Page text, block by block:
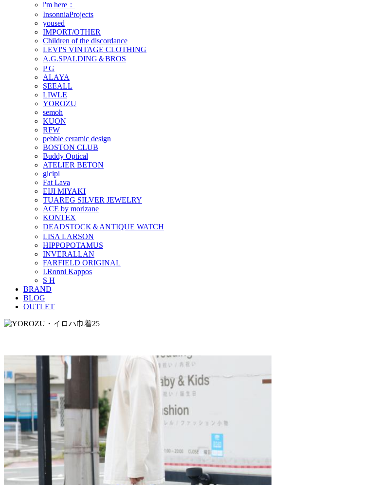
i'm here：
InsonniaProjects
yoused
IMPORT/OTHER
Children of the discordance
LEVI'S VINTAGE CLOTHING
A.G.SPALDING＆BROS
P G
ALAYA
SEEALL
LIWLE
YOROZU
semoh
KUON
RFW
pebble ceramic design
BOSTON CLUB
Buddy Optical
ATELIER BETON
gicipi
Fat Lava
EIJI MIYAKI
TUAREG SILVER JEWELRY
ACE by morizane
KONTEX
DEADSTOCK＆ANTIQUE WATCH
LISA LARSON
HIPPOPOTAMUS
INVERALLAN
FARFIELD ORIGINAL
I.Ronni Kappos
S H
BRAND
BLOG
OUTLET